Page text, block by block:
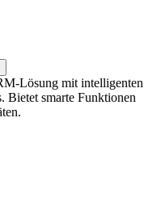
Lösung mit intelligenten
Bietet smarte Funktionen